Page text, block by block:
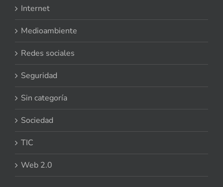
Internet
Medioambiente
Redes sociales
Seguridad
Sin categoría
Sociedad
TIC
Web 2.0